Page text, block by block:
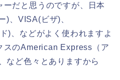
だと思うのですが、日本
)、VISA(ビザ)、
)、などがよく使われますよ
スのAmerican Express（ア
など色々とありますから